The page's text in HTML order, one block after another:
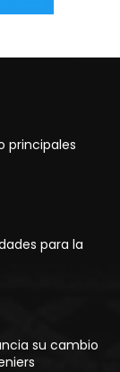
principales
para la
su cambio